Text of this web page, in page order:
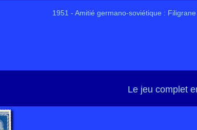
1951 - Amitié germano-soviétique :
Le jeu complet